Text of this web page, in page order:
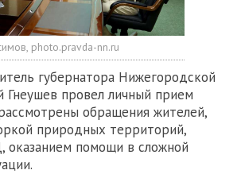
photo.pravda-nn.ru
губернатора Нижегородской
Гнеушев провел личный прием
обращения жителей,
природных территорий,
помощи в сложной